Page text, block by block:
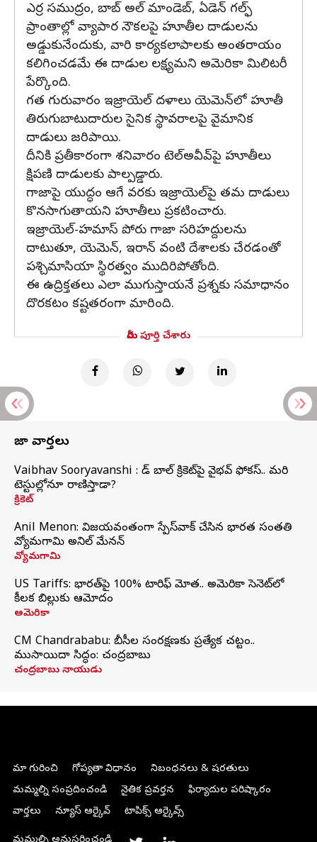
ఎర్ర సముద్రం, బాబ్‌ అల్‌ మాండెబ్‌, ఏడెన్ గల్ఫ్‌
ప్రాంతాల్లో వ్యాపార నౌకలపై హూతీల దాడులను
అడ్డుకునేందుకు, వారి కార్యకలాపాలకు అంతరాయం
కలిగించడమే ఈ దాడుల లక్ష్యమని అమెరికా మిలిటరీ
పేర్కొంది.
గత గురువారం ఇజ్రాయెల్‌ దళాలు యెమెన్‌లో హూతీ
తిరుగుబాటుదారుల సైనిక స్థావరాలపై వైమానిక
దాడులు జరిపాయి.
దీనికి ప్రతీకారంగా శనివారం టెల్‌అవీవ్‌పై హూతీలు
క్షిపణి దాడులకు పాల్పడ్డారు.
గాజాపై యుద్ధం ఆగే వరకు ఇజ్రాయెల్‌పై తమ దాడులు
కొనసాగుతాయని హూతీలు ప్రకటించారు.
ఇజ్రాయెల్‌-హమాస్‌ పోరు గాజా సరిహద్దులను
దాటుతూ, యెమెన్‌, ఇరాన్‌ వంటి దేశాలకు చేరడంతో
పశ్చిమాసియా స్థిరత్వం ముదిరిపోతోంది.
ఈ ఉద్రిక్తతలు ఎలా ముగుస్తాయనే ప్రశ్నకు సమాధానం
దొరకటం కష్టతరంగా మారింది.
మీరు పూర్తి చేశారు
తాజా వార్తలు
Vaibhav Sooryavanshi : రెడ్ బాల్ క్రికెట్‌పై వైభవ్ ఫోకస్.. మరి
టెస్టుల్లోనూ రాణిస్తాడా?
క్రికెట్
Anil Menon: విజయవంతంగా స్పేస్‌వాక్‌ చేసిన భారత సంతతి
వ్యోమగామి అనిల్‌ మేనన్
వ్యోమగామి
US Tariffs: భారత్‌పై 100% టారిఫ్‌ మోత.. అమెరికా సెనెట్‌లో
కీలక బిల్లుకు ఆమోదం
అమెరికా
CM Chandrababu: బీసీల సంరక్షణకు ప్రత్యేక చట్టం..
ముసాయిదా సిద్ధం: చంద్రబాబు
చంద్రబాబు నాయుడు
మా గురించి గోప్యతా విధానం
నిబంధనలు & షరతులు
మమ్మల్ని సంప్రదించండి
నైతిక ప్రవర్తన
ఫిర్యాదుల పరిష్కారం
వార్తలు
న్యూస్ ఆర్కైవ్ టాపిక్స్ ఆర్కైవ్స్